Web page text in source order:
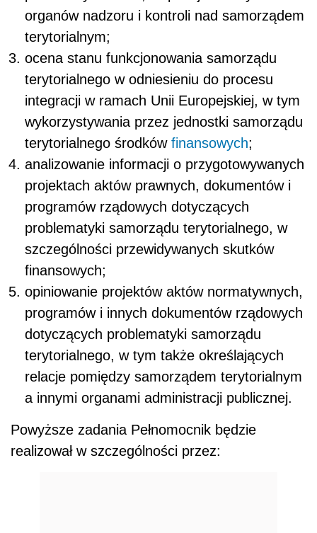
organów nadzoru i kontroli nad samorządem
terytorialnym;
ocena stanu funkcjonowania samorządu
terytorialnego w odniesieniu do procesu
integracji w ramach Unii Europejskiej, w tym
wykorzystywania przez jednostki samorządu
terytorialnego środków finansowych;
analizowanie informacji o przygotowywanych
projektach aktów prawnych, dokumentów i
programów rządowych dotyczących
problematyki samorządu terytorialnego, w
szczególności przewidywanych skutków
finansowych;
opiniowanie projektów aktów normatywnych,
programów i innych dokumentów rządowych
dotyczących problematyki samorządu
terytorialnego, w tym także określających
relacje pomiędzy samorządem terytorialnym
a innymi organami administracji publicznej.
Powyższe zadania Pełnomocnik będzie
realizował w szczególności przez: